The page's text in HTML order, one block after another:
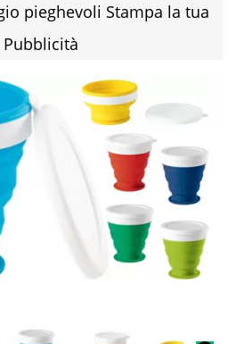
pieghevoli Stampa la tua
Pubblicità